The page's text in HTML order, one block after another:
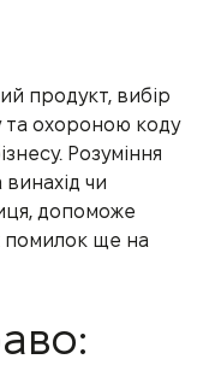
продукт, вибір
та охороною коду
Розуміння
чи
допоможе
помилок ще на